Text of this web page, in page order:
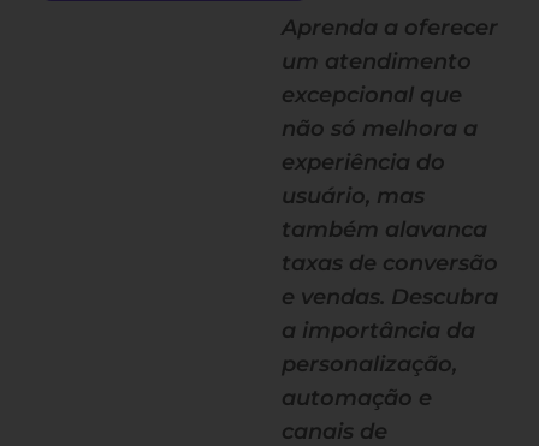
Aprenda a oferecer
um atendimento
excepcional que
não só melhora a
experiência do
usuário, mas
também alavanca
taxas de conversão
e vendas. Descubra
a importância da
personalização,
automação e
canais de